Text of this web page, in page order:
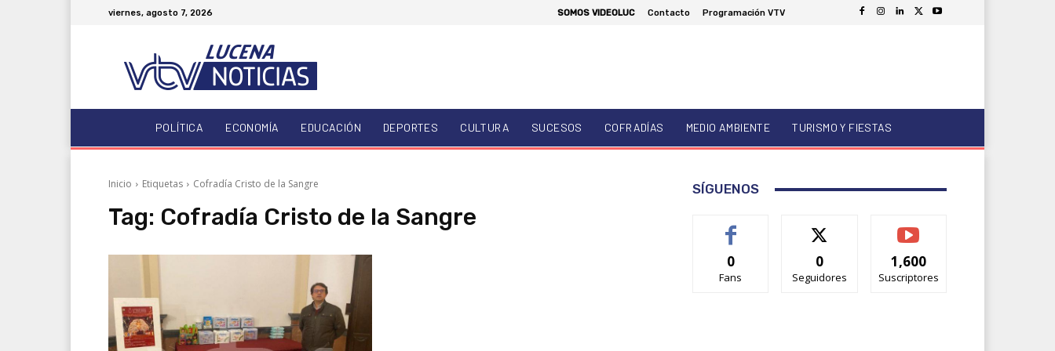
viernes, agosto 7, 2026 SOMOS VIDEOLUC Contacto Programación VTV
POLÍTICA ECONOMÍA EDUCACIÓN DEPORTES CULTURA SUCESOS COFRADÍAS MEDIO AMBIENTE TURISMO Y FIESTAS
Inicio Etiquetas Cofradía Cristo de la Sangre
Tag: Cofradía Cristo de la Sangre
SÍGUENOS
0
Fans
0
Seguidores
1,600
Suscriptores